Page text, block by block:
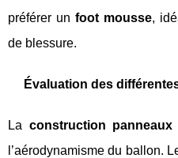
préférer un foot mousse,
de blessure.
Évaluation des
La construction panneaux
l’aérodynamisme du ballon.